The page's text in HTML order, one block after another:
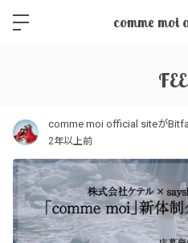
comme moi
comme moi official siteが
2年以上前